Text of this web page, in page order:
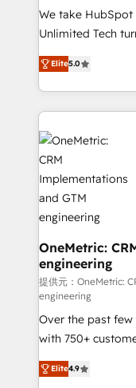
turn innovation into real
HubSpot Partner
projects • Clients
technology for
We take
Unlimited Tech
processes into a
engine. We
technical
cleaner data,
predictable revenue. Specialties: ·
Implementation
Integrations · Custom Development · CPQ & FSM ·
Reporting &
Marketing Enablement If you’re ready
HubSpot from
Elite5.0
OneMetric:
engineering
提供元：OneMetric:
engineering
Over the past few
with 750+
healthcare, real
150+ HubSpot-
Elite4.9